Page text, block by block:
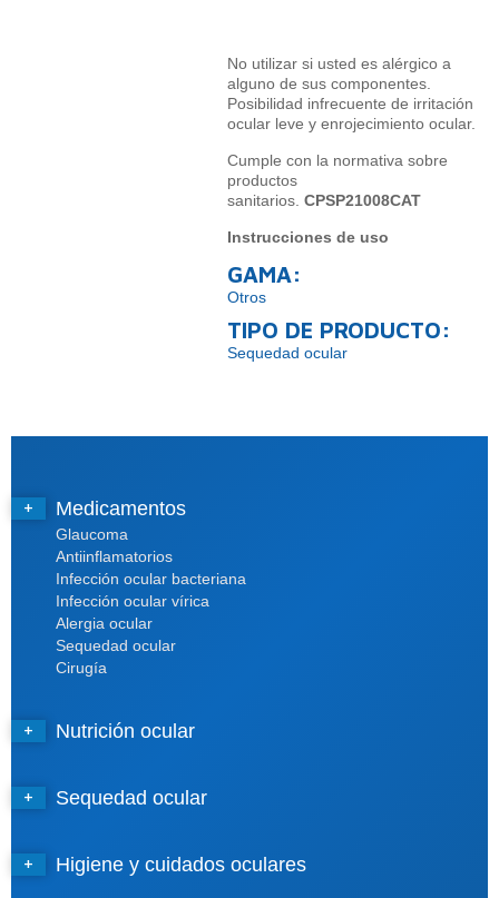
No utilizar si usted es alérgico a
alguno de sus componentes.
Posibilidad infrecuente de irritación
ocular leve y enrojecimiento ocular.
Cumple con la normativa sobre
productos
sanitarios. CPSP21008CAT
Instrucciones de uso
GAMA:
Otros
TIPO DE PRODUCTO:
Sequedad ocular
Medicamentos
Glaucoma
Antiinflamatorios
Infección ocular bacteriana
Infección ocular vírica
Alergia ocular
Sequedad ocular
Cirugía
Nutrición ocular
Sequedad ocular
Higiene y cuidados oculares